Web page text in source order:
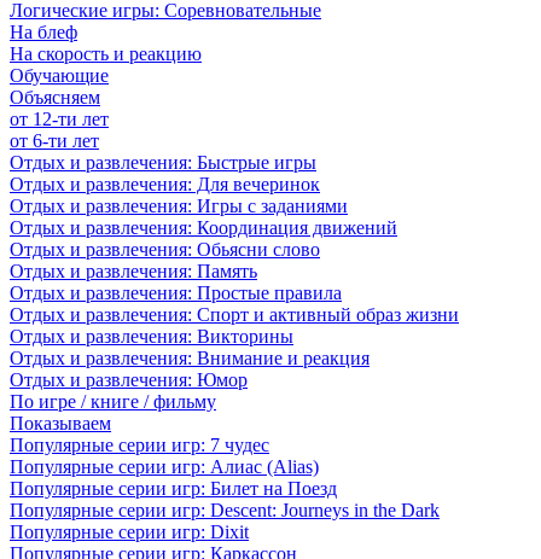
Логические игры: Соревновательные
На блеф
На скорость и реакцию
Обучающие
Объясняем
от 12-ти лет
от 6-ти лет
Отдых и развлечения: Быстрые игры
Отдых и развлечения: Для вечеринок
Отдых и развлечения: Игры с заданиями
Отдых и развлечения: Координация движений
Отдых и развлечения: Обьясни слово
Отдых и развлечения: Память
Отдых и развлечения: Простые правила
Отдых и развлечения: Спорт и активный образ жизни
Отдых и развлечения: Викторины
Отдых и развлечения: Внимание и реакция
Отдых и развлечения: Юмор
По игре / книге / фильму
Показываем
Популярные серии игр: 7 чудес
Популярные серии игр: Алиас (Alias)
Популярные серии игр: Билет на Поезд
Популярные серии игр: Descent: Journeys in the Dark
Популярные серии игр: Dixit
Популярные серии игр: Каркассон